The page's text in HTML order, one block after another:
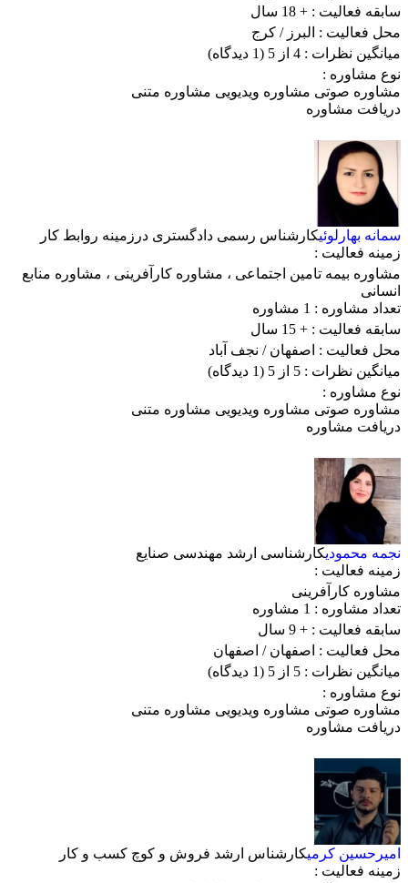
سابقه فعالیت : + 18 سال
محل فعالیت : البرز/ کرج
میانگین نظرات : 4 از 5
(1 دیدگاه)
نوع مشاوره :
مشاوره صوتی مشاوره ویدیویی مشاوره متنی
دریافت مشاوره
سمانه بهارلوئیکارشناس رسمی دادگستری درزمینه روابط کار
زمینه فعالیت :
مشاوره بیمه تامین اجتماعی ، مشاوره کارآفرینی ، مشاوره منابع
انسانی
تعداد مشاوره : 1 مشاوره
سابقه فعالیت : + 15 سال
محل فعالیت : اصفهان/ نجف آباد
میانگین نظرات : 5 از 5
(1 دیدگاه)
نوع مشاوره :
مشاوره صوتی مشاوره ویدیویی مشاوره متنی
دریافت مشاوره
نجمه محمودیکارشناسی ارشد مهندسی صنایع
زمینه فعالیت :
مشاوره کارآفرینی
تعداد مشاوره : 1 مشاوره
سابقه فعالیت : + 9 سال
محل فعالیت : اصفهان/ اصفهان
میانگین نظرات : 5 از 5
(1 دیدگاه)
نوع مشاوره :
مشاوره صوتی مشاوره ویدیویی مشاوره متنی
دریافت مشاوره
امیرحسین کرمیکارشناس ارشد فروش و کوچ کسب و کار
زمینه فعالیت :